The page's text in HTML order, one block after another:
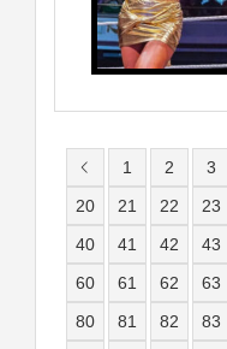
1 2 3
20
21 22 23
40
41 42 43
60
61 62 63
80
81 82 83